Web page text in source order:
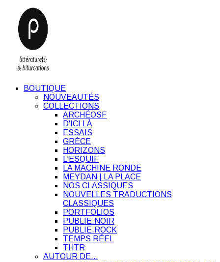
BOUTIQUE
NOUVEAUTÉS
COLLECTIONS
ARCHÉOSF
D'ICI LÀ
ESSAIS
GRÈCE
HORIZONS
L'ESQUIF
LA MACHINE RONDE
MEYDAN | LA PLACE
NOS CLASSIQUES
NOUVELLES TRADUCTIONS
CLASSIQUES
PORTFOLIOS
PUBLIE.NOIR
PUBLIE.ROCK
TEMPS RÉEL
THTR
AUTOUR DE…